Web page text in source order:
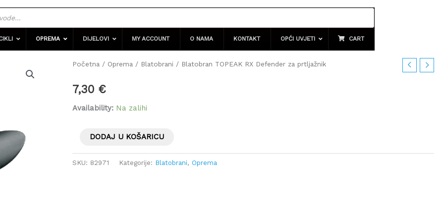
OPREMA DIJELOVI MY ACCOUNT O NAMA KONTAKT OPĆI UVJETI CART
Početna / Oprema / Blatobrani / Blatobran TOPEAK RX Defender za prtljažnik
7,30 €
Availability: Na zalihi
Blatobran
RX
Defender
DODAJ U KOŠARICU
SKU: 82971 Kategorije: Blatobrani, Oprema